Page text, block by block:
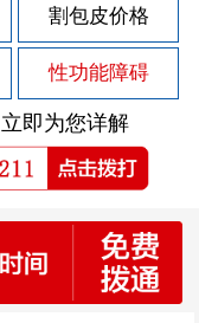
割包皮价格
性功能障碍
即为您详解